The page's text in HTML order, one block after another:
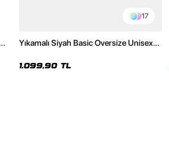
17
Yıkamalı Siyah Basic Oversize Unisex
1.099,90 TL